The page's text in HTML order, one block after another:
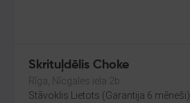
Skrituļdēlis Choke
Rīga, Nīcgales iela 2b
Stāvoklis Lietots (Garantija 6 mēneši)